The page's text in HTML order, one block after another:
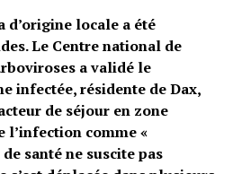
d’origine locale a été
Le Centre national de
a validé le
infectée, résidente de Dax,
de séjour en zone
l’infection comme «
santé ne suscite pas